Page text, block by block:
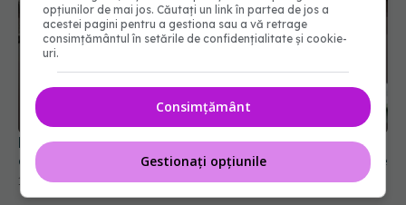
De ce ai dureri în zona lombară? Nu lăsa
afecțiunea să transforme mersul într-o provocare
10 iun 2026, 09:30
opțiunilor de mai jos. Căutați un link în partea de jos a
acestei pagini pentru a gestiona sau a vă retrage
consimțământul în setările de confidențialitate și cookie-
uri.
Consimțământ
Gestionați opțiunile